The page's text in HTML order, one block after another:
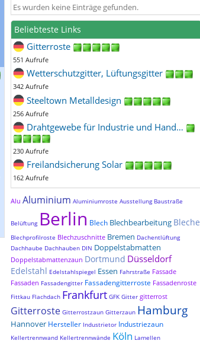
Es wurden keine Einträge gefunden.
Beliebteste Links
Gitterroste
551 Aufrufe
Wetterschutzgitter, Lüftungsgitter
342 Aufrufe
Steeltown Metalldesign
256 Aufrufe
Drahtgewebe für Industrie und Hand…
230 Aufrufe
Freilandsicherung Solar
162 Aufrufe
Alu Aluminium Aluminiumroste Ausstellung Baustraße
Belüftung Berlin Blech Blechbearbeitung Bleche
Blechprofilroste Blechzuschnitte Bremen Dachentlüftung
Dachhaube Dachhauben DIN Doppelstabmatten
Doppelstabmattenzaun Dortmund Düsseldorf
Edelstahl Edelstahlspiegel Essen Fahrstraße Fassade
Fassaden Fassadengitter Fassadengitterroste Fassadenroste
Fittkau Flachdach Frankfurt GFK Gitter gitterrost
Gitterroste Gitterrostzaun Gitterzaun Hamburg
Hannover Hersteller Industrietor Industriezaun
Kellertrennwand Kellertrennwände Köln Lamellen